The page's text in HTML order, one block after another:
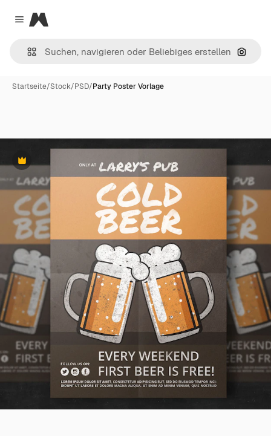
Close menu
Magnific
Nach
Startseite/Stock/PSD/Party Poster Vorlage
Premium